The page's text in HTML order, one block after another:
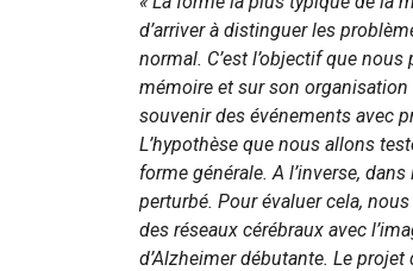
d’arriver à distinguer les
normal. C’est l’objectif que
mémoire et sur son
souvenir des événements avec
L’hypothèse que nous allons
forme générale. A l’inverse,
perturbé. Pour évaluer cela,
des réseaux cérébraux avec
d’Alzheimer débutante. Le